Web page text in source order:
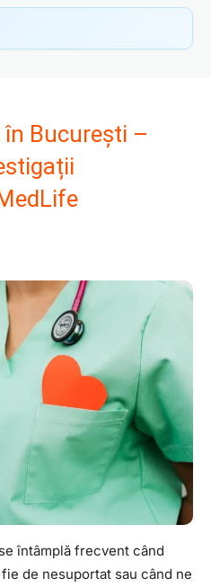
București –
întâmplă frecvent când
de nesuportat sau când ne
potrivită
scrie-ne la contact@ghidclinic.ro
— un medic sau o clinică — și vă
medici Doar clinici